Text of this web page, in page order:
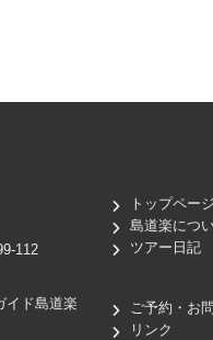
112
イド島道楽
トップペー
島道楽につ
ツアー日記
ご予約・お
リンク